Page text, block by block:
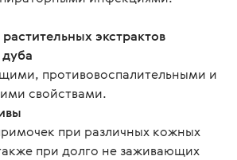
экстрактов
противовоспалительными и
свойствами.
при различных кожных
при долго не заживающих